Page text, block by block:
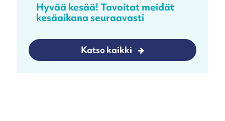
Hyvää kesää! Tavoitat meidät
kesäaikana seuraavasti
Katso kaikki